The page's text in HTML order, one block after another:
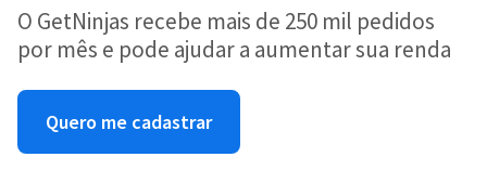
O GetNinjas recebe mais de 250 mil pedidos
por mês e pode ajudar a aumentar sua renda
Quero me cadastrar